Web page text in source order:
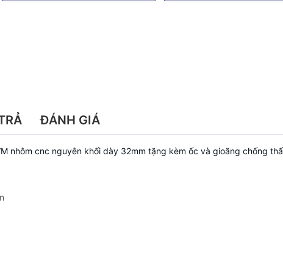
ĐÁNH GIÁ
nhôm cnc nguyên khối dày 32mm tặng kèm ốc và gioăng chống